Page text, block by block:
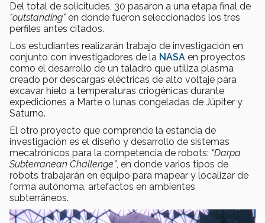
Del total de solicitudes, 30 pasaron a una etapa final de
"outstanding" en donde fueron seleccionados los tres
perfiles antes citados.
Los estudiantes realizarán trabajo de investigación en
conjunto con investigadores de la NASA en proyectos
como el desarrollo de un taladro que utiliza plasma
creado por descargas eléctricas de alto voltaje para
excavar hielo a temperaturas criogénicas durante
expediciones a Marte o lunas congeladas de Júpiter y
Saturno.
El otro proyecto que comprende la estancia de
investigación es el diseño y desarrollo de sistemas
mecatrónicos para la competencia de robots: “Darpa
Subterranean Challenge”, en donde varios tipos de
robots trabajarán en equipo para mapear y localizar de
forma autónoma, artefactos en ambientes
subterráneos.